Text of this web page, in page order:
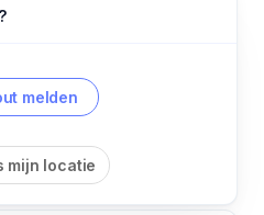
melden
mijn locatie